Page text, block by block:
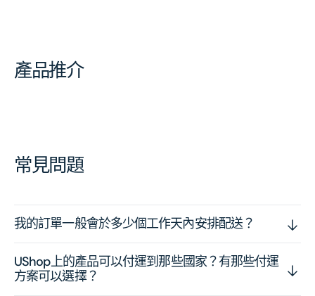
產品推介
常見問題
我的訂單一般會於多少個工作天內安排配送？
UShop上的產品可以付運到那些國家？有那些付運
方案可以選擇？